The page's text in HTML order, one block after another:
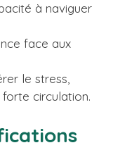
à naviguer
face aux
le stress,
circulation.